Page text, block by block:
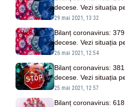
decese. Vezi situația
29 mai 2021, 13:32
Bilanț coronavirus:
decese. Vezi situația
26 mai 2021, 12:54
Bilanț coronavirus: 381 de cazuri noi și 63 de
decese. Vezi situația
25 mai 2021, 12:57
Bilanț coronavirus: